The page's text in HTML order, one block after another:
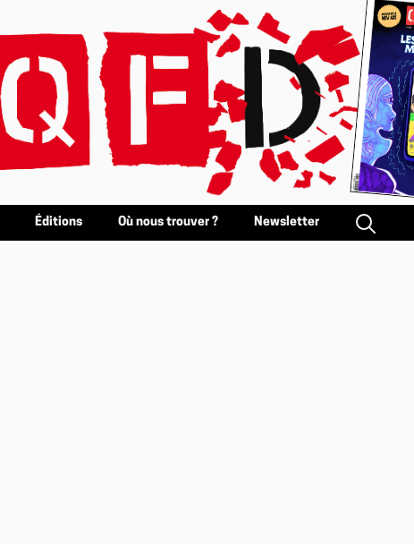
Éditions Où nous trouver ? Newsletter